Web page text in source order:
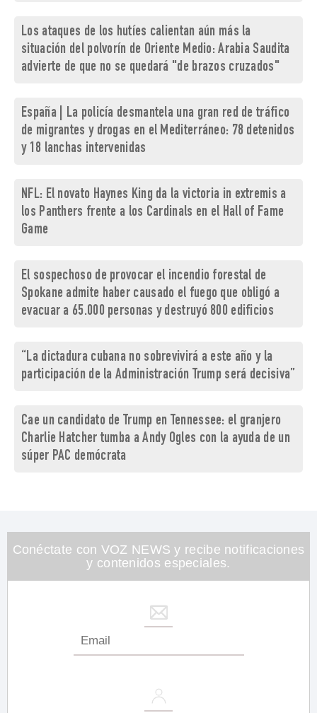
Los ataques de los hutíes calientan aún más la
situación del polvorín de Oriente Medio: Arabia Saudita
advierte de que no se quedará "de brazos cruzados"
España | La policía desmantela una gran red de tráfico
de migrantes y drogas en el Mediterráneo: 78 detenidos
y 18 lanchas intervenidas
NFL: El novato Haynes King da la victoria in extremis a
los Panthers frente a los Cardinals en el Hall of Fame
Game
El sospechoso de provocar el incendio forestal de
Spokane admite haber causado el fuego que obligó a
evacuar a 65.000 personas y destruyó 800 edificios
“La dictadura cubana no sobrevivirá a este año y la
participación de la Administración Trump será decisiva”
Cae un candidato de Trump en Tennessee: el granjero
Charlie Hatcher tumba a Andy Ogles con la ayuda de un
súper PAC demócrata
Conéctate con VOZ NEWS y recibe notificaciones
y contenidos especiales.